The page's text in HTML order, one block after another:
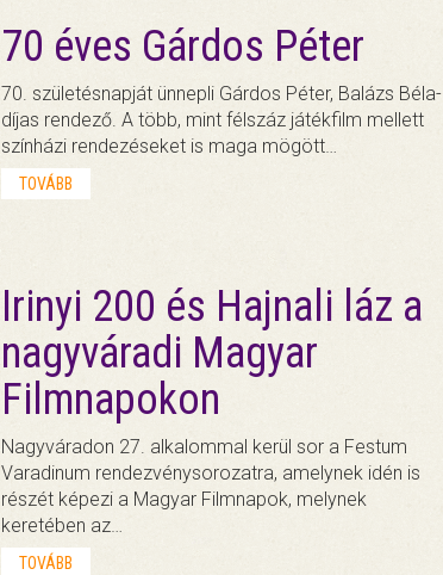
70 éves Gárdos Péter
70. születésnapját ünnepli Gárdos Péter, Balázs Béla-
díjas rendező. A több, mint félszáz játékfilm mellett
színházi rendezéseket is maga mögött…
TOVÁBB
Irinyi 200 és Hajnali láz a
nagyváradi Magyar
Filmnapokon
Nagyváradon 27. alkalommal kerül sor a Festum
Varadinum rendezvénysorozatra, amelynek idén is
részét képezi a Magyar Filmnapok, melynek
keretében az…
TOVÁBB